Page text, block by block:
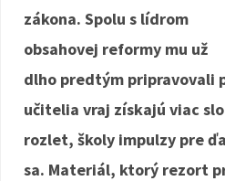
zákona. Spolu s lídrom
obsahovej reformy mu už
dlho predtým pripravovali
učitelia vraj získajú viac
rozlet, školy impulzy pre
sa. Materiál, ktorý rezort